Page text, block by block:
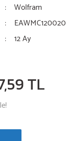
Wolfram
EAWMC120020
12 Ay
TL